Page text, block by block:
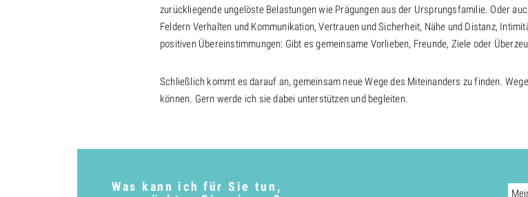
zurückliegende ungelöste Belastungen wie Prägungen aus der Ursprungsfamilie. Oder
Feldern Verhalten und Kommunikation, Vertrauen und Sicherheit, Nähe und Distanz,
positiven Übereinstimmungen: Gibt es gemeinsame Vorlieben, Freunde, Ziele oder
Schließlich kommt es darauf an, gemeinsam neue Wege des Miteinanders zu finden.
können. Gern werde ich sie dabei unterstützen und begleiten.
Was kann ich für Sie tun,